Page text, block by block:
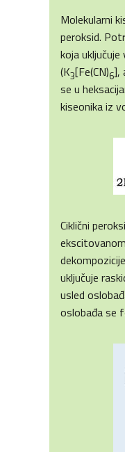
Molekularni
peroksid.
koja
(K3[Fe(CN)6],
se u
kiseonika iz
Ciklični
uključuje
usled
oslobađa se